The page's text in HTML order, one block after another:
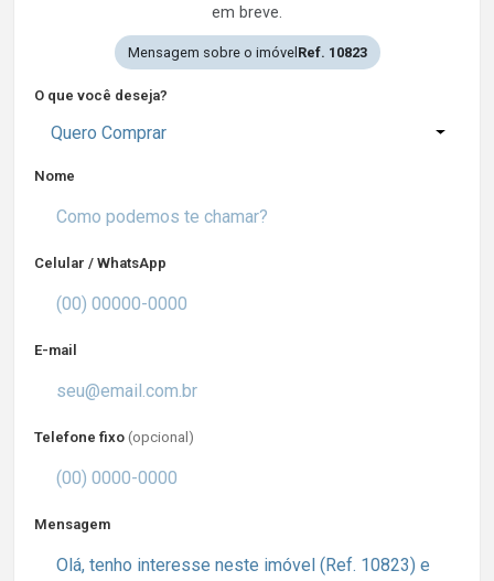
em breve.
Mensagem sobre o imóvelRef. 10823
O que você deseja?
Quero Comprar
Nome
Celular / WhatsApp
E-mail
Telefone fixo (opcional)
Mensagem